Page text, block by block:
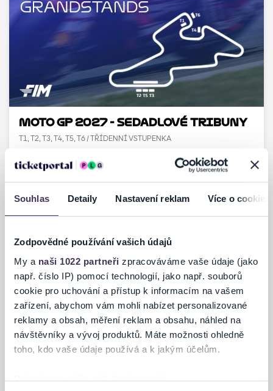
Souhlas Detaily Nastavení reklam Více o cookies
Zodpovědné používání vašich údajů
My a naši 1022 partneři zpracováváme vaše údaje (jako
např. číslo IP) pomocí technologií, jako např. souborů
cookie pro uchování a přístup k informacím na vašem
zařízení, abychom vám mohli nabízet personalizované
reklamy a obsah, měření reklam a obsahu, náhled na
návštěvníky a vývoj produktů. Máte možnosti ohledně
toho, kdo vaše údaje používá a k jakým účelům.
Pokud to povolíte, rádi bychom také:
MOTO GP 2027 - Sedadlové tribuny
T1, T2, T3, T4, T5, T6 / TŘÍDENNÍ VSTUPENKA